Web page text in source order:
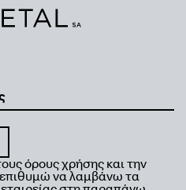
όρους χρήσης και την
επιθυμώ να λαμβάνω τα